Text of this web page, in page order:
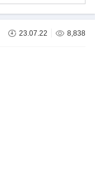
23.07.22 8,838